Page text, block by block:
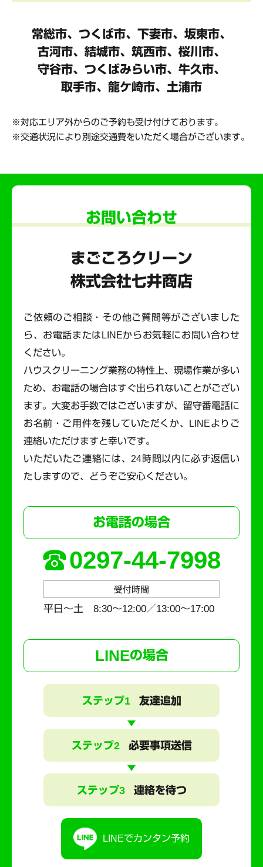
常総市、つくば市、下妻市、坂東市、
古河市、結城市、筑西市、桜川市、
守谷市、 つくばみらい市、牛久市、
取手市、龍ケ崎市、土浦市
対応エリア外からのご予約も受け付けております。
交通状況により別途交通費をいただく場合がございます。
お問い合わせ
まごころクリーン
株式会社七井商店
ご依頼のご相談・その他ご質問等がございました
ら、お電話またはLINEからお気軽にお問い合わせ
ください。
ハウスクリーニング業務の特性上、現場作業が多い
ため、お電話の場合はすぐ出られないことがござい
ます。 大変お手数ではございますが、留守番電話に
お名前・ご用件を残していただくか、LINEよりご
連絡いただけますと幸いです。
いただいたご連絡には、24時間以内に必ず返信い
たしますので、どうぞご安心ください。
お電話の場合
0297-44-7998
受付時間
平日～土 8:30〜12:00／13:00〜17:00
LINEの場合
ステップ1 友達追加
ステップ2 必要事項送信
ステップ3 連絡を待つ
LINEでカンタン予約